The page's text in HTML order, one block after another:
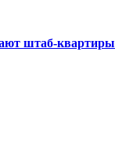
штаб-квартиры